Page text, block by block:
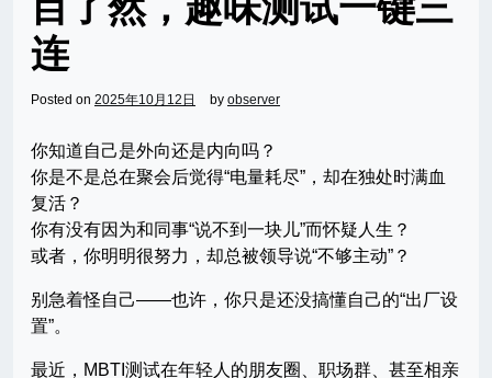
连
Posted on 2025年10月12日 by observer
你知道自己是外向还是内向吗？
你是不是总在聚会后觉得“电量耗尽”，却在独处时满血
复活？
你有没有因为和同事“说不到一块儿”而怀疑人生？
或者，你明明很努力，却总被领导说“不够主动”？
别急着怪自己——也许，你只是还没搞懂自己的“出厂设
置”。
最近，MBTI测试在年轻人的朋友圈、职场群、甚至相亲